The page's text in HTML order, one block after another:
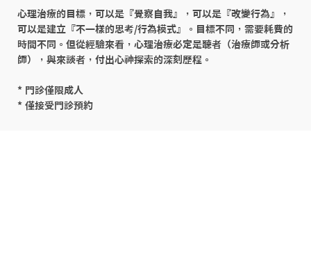
心理治療的目標，可以是『覺察自我』，可以是『改變行為』，
可以是建立『不一樣的思考/行為模式』。目標不同，需要耗費的
時間不同。但從經驗來看，心理治療必定是聽者（治療師或分析
師），與來談者，付出心神探索的深刻歷程。
* 門診僅限成人
* 僅接受門診預約